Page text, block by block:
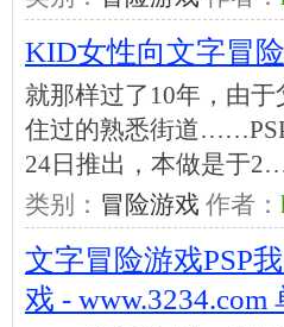
KID女性向文字冒
就那样过了10年，由
住过的熟悉街道
24日推出，本做是于
类别： 冒险游戏 作者：
文字冒险游戏PSP
戏 - www.3234.com